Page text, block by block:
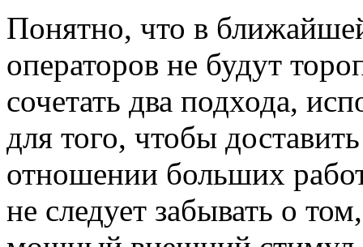
Понятно, что в
операторов не будут
сочетать два подхода,
для того, чтобы
отношении больших
не следует забывать о